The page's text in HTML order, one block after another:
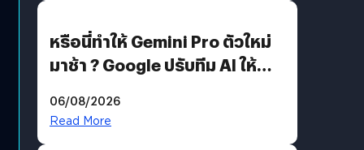
หรือนี่ทำให้ Gemini Pro ตัวใหม่
มาช้า ? Google ปรับทีม AI ให้
AGI
06/08/2026
Read More